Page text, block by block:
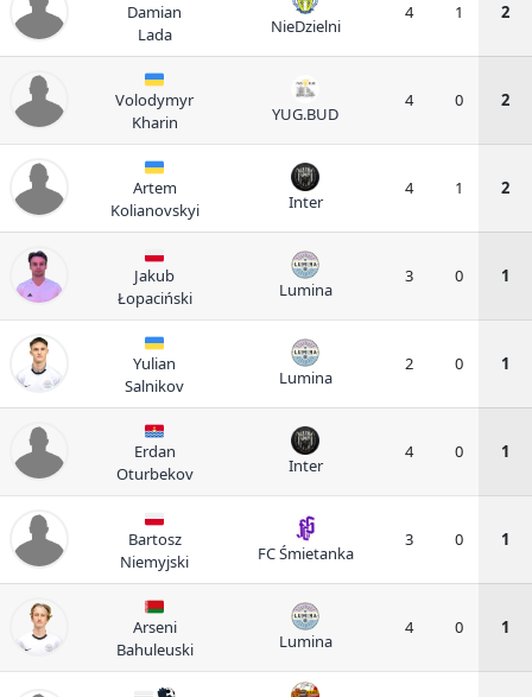
Damian
Lada
NieDzielni
4 1 2
Volodymyr
Kharin
YUG.BUD
4 0 2
Artem
Kolianovskyi
Inter
4 1 2
Jakub
Łopaciński
Lumina
3 0 1
Yulian
Salnikov
Lumina
2 0 1
Erdan
Oturbekov
Inter
4 0 1
Bartosz
Niemyjski
FC Śmietanka
3 0 1
Arseni
Bahuleuski
Lumina
4 0 1